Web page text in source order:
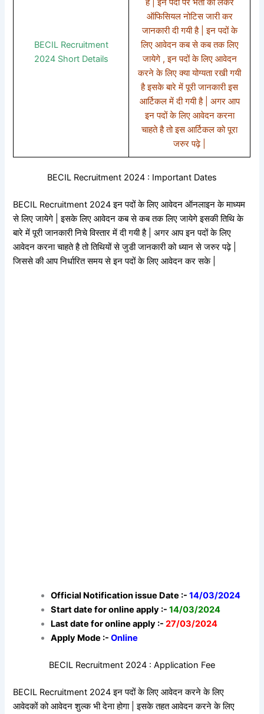
BECIL Recruitment
2024 Short Details
है | इन पदों पर भर्ती को लेकर
ऑफिसियल नोटिस जारी कर
जानकारी दी गयी है | इन पदों के
लिए आवेदन कब से कब तक लिए
जायेगे , इन पदों के लिए आवेदन
करने के लिए क्या योग्यता रखी गयी
है इसके बारे में पूरी जानकारी इस
आर्टिकल में दी गयी है | अगर आप
इन पदों के लिए आवेदन करना
चाहते है तो इस आर्टिकल को पूरा
जरुर पढ़े |
BECIL Recruitment 2024 : Important Dates
BECIL Recruitment 2024 इन पदों के लिए आवेदन ऑनलाइन के माध्यम
से लिए जायेगे | इसके लिए आवेदन कब से कब तक लिए जायेगे इसकी तिथि के
बारे में पूरी जानकारी निचे विस्तार में दी गयी है | अगर आप इन पदों के लिए
आवेदन करना चाहते है तो तिथियों से जुडी जानकारी को ध्यान से जरुर पढ़े |
जिससे की आप निर्धारित समय से इन पदों के लिए आवेदन कर सके |
Official Notification issue Date :-14/03/2024
Start date for online apply :-14/03/2024
Last date for online apply :-27/03/2024
Apply Mode :- Online
BECIL Recruitment 2024 : Application Fee
BECIL Recruitment 2024 इन पदों के लिए आवेदन करने के लिए
आवेदकों को आवेदन शुल्क भी देना होगा | इसके तहत आवेदन करने के लिए